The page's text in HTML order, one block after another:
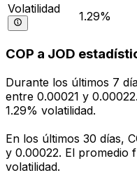
Volatilidad
1.29%
COP a JOD
Durante los últimos 7
entre 0.00021 y
1.29% volatilidad.
En los últimos 30 días,
y 0.00022. El promedio
volatilidad.